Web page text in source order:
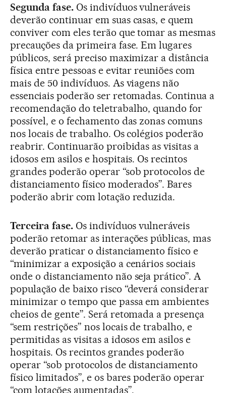
Segunda fase. Os indivíduos vulneráveis
deverão continuar em suas casas, e quem
conviver com eles terão que tomar as mesmas
precauções da primeira fase. Em lugares
públicos, será preciso maximizar a distância
física entre pessoas e evitar reuniões com
mais de 50 indivíduos. As viagens não
essenciais poderão ser retomadas. Continua a
recomendação do teletrabalho, quando for
possível, e o fechamento das zonas comuns
nos locais de trabalho. Os colégios poderão
reabrir. Continuarão proibidas as visitas a
idosos em asilos e hospitais. Os recintos
grandes poderão operar “sob protocolos de
distanciamento físico moderados”. Bares
poderão abrir com lotação reduzida.
Terceira fase. Os indivíduos vulneráveis
poderão retomar as interações públicas, mas
deverão praticar o distanciamento físico e
“minimizar a exposição a cenários sociais
onde o distanciamento não seja prático”. A
população de baixo risco “deverá considerar
minimizar o tempo que passa em ambientes
cheios de gente”. Será retomada a presença
“sem restrições” nos locais de trabalho, e
permitidas as visitas a idosos em asilos e
hospitais. Os recintos grandes poderão
operar “sob protocolos de distanciamento
físico limitados”, e os bares poderão operar
“com lotações aumentadas”.